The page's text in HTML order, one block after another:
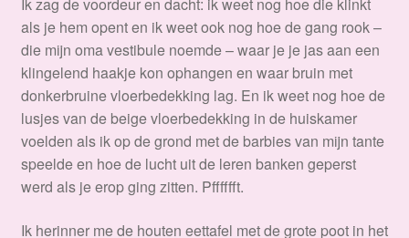
Ik zag de voordeur en dacht: ik weet nog hoe die klinkt
als je hem opent en ik weet ook nog hoe de gang rook –
die mijn oma vestibule noemde – waar je je jas aan een
klingelend haakje kon ophangen en waar bruin met
donkerbruine vloerbedekking lag. En ik weet nog hoe de
lusjes van de beige vloerbedekking in de huiskamer
voelden als ik op de grond met de barbies van mijn tante
speelde en hoe de lucht uit de leren banken geperst
werd als je erop ging zitten. Pfffffft.
Ik herinner me de houten eettafel met de grote poot in het